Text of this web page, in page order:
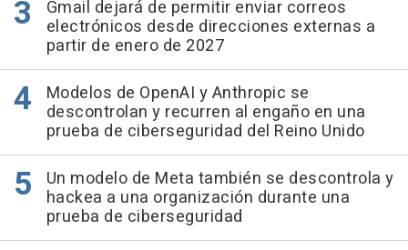
Gmail dejará de permitir enviar correos
electrónicos desde direcciones externas a
partir de enero de 2027
Modelos de OpenAI y Anthropic se
descontrolan y recurren al engaño en una
prueba de ciberseguridad del Reino Unido
Un modelo de Meta también se descontrola y
hackea a una organización durante una
prueba de ciberseguridad